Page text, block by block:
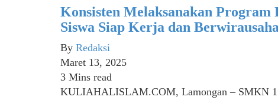
Konsisten Melaksanakan
Siswa Siap Kerja dan
By Redaksi
Maret 13, 2025
3 Mins read
KULIAHALISLAM.COM, Lamongan – SMKN 1